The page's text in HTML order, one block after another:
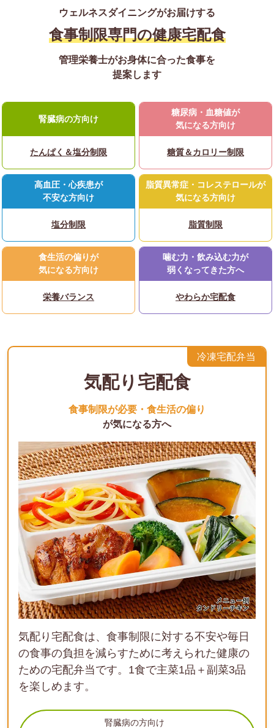
ウェルネスダイニングがお届けする
食事制限専門の健康宅配食
管理栄養士がお身体に合った食事を
提案します
腎臓病の方向け
たんぱく＆塩分制限
糖尿病・血糖値が
気になる方向け
糖質＆カロリー制限
高血圧・心疾患が
不安な方向け
塩分制限
脂質異常症・コレステロールが
気になる方向け
脂質制限
食生活の偏りが
気になる方向け
栄養バランス
噛む力・飲み込む力が
弱くなってきた方へ
やわらか宅配食
冷凍宅配弁当
気配り宅配食
食事制限が必要・食生活の偏り
が気になる方へ
気配り宅配食は、食事制限に対する不安や毎日
の食事の負担を減らすために考えられた健康の
ための宅配弁当です。1食で主菜1品＋副菜3品
を楽しめます。
腎臓病の方向け